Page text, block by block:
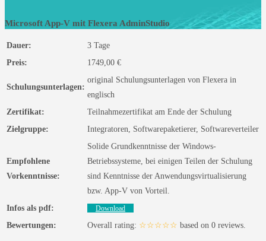
Microsoft App-V mit Flexera AdminStudio
Dauer:
3 Tage
Preis:
1749,00 €
Schulungsunterlagen:
original Schulungsunterlagen von Flexera in
englisch
Zertifikat:
Teilnahmezertifikat am Ende der Schulung
Zielgruppe:
Integratoren, Softwarepaketierer, Softwareverteiler
Empfohlene
Vorkenntnisse:
Solide Grundkenntnisse der Windows-
Betriebssysteme, bei einigen Teilen der Schulung
sind Kenntnisse der Anwendungsvirtualisierung
bzw. App-V von Vorteil.
Infos als pdf:
Download
Bewertungen: Overall rating: ☆☆☆☆☆ based on 0 reviews.